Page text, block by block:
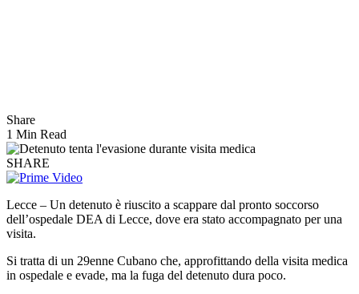
Share
1 Min Read
SHARE
Lecce – Un detenuto è riuscito a scappare dal pronto soccorso
dell’ospedale DEA di Lecce, dove era stato accompagnato per una
visita.
Si tratta di un 29enne Cubano che, approfittando della visita medica
in ospedale e evade, ma la fuga del detenuto dura poco.